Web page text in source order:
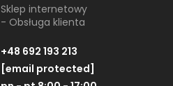
Sklep internetowy
- Obsługa klienta
+48 692 193 213
[email protected]